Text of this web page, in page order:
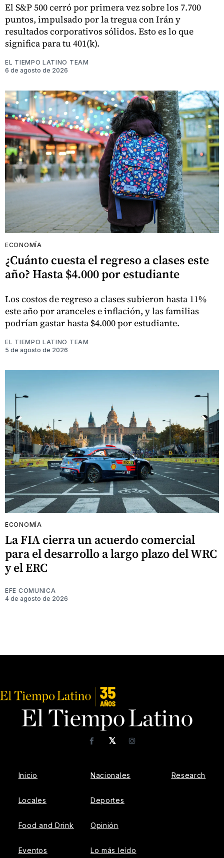
El S&P 500 cerró por primera vez sobre los 7.700
puntos, impulsado por la tregua con Irán y
resultados corporativos sólidos. Esto es lo que
significa para tu 401(k).
EL TIEMPO LATINO TEAM
6 de agosto de 2026
ECONOMÍA
¿Cuánto cuesta el regreso a clases este
año? Hasta $4.000 por estudiante
Los costos de regreso a clases subieron hasta 11%
este año por aranceles e inflación, y las familias
podrían gastar hasta $4.000 por estudiante.
EL TIEMPO LATINO TEAM
5 de agosto de 2026
ECONOMÍA
La FIA cierra un acuerdo comercial
para el desarrollo a largo plazo del WRC
y el ERC
EFE COMUNICA
4 de agosto de 2026
𝕏
FacebookInstagram
Inicio
Locales
Food and Drink
Eventos
Nacionales
Deportes
Opinión
Lo más leído
Research